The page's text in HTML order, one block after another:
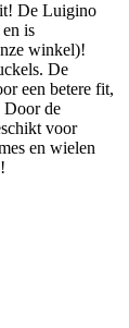
De Luigino
is
winkel)!
De
een betere fit,
Door de
voor
en wielen